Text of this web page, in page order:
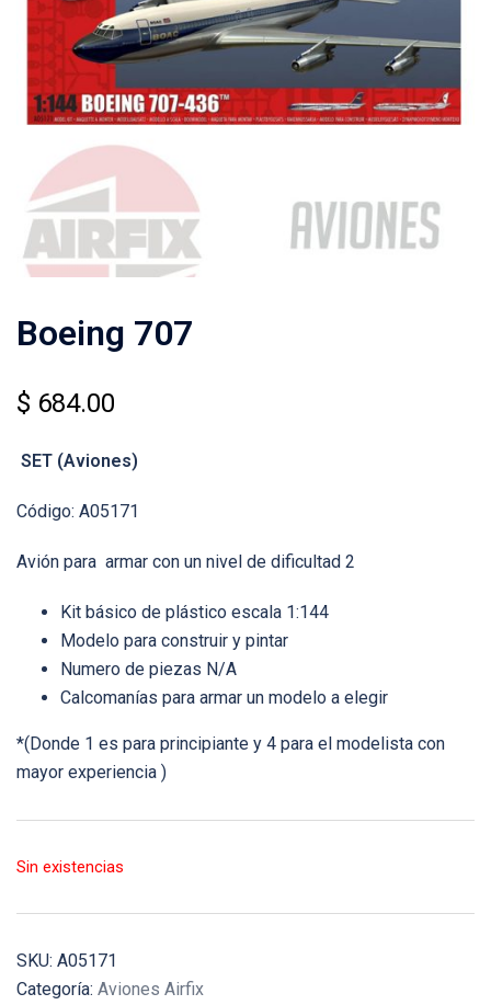
Boeing 707
$ 684.00
SET (Aviones)
Código: A05171
Avión para armar con un nivel de dificultad 2
Kit básico de plástico escala 1:144
Modelo para construir y pintar
Numero de piezas N/A
Calcomanías para armar un modelo a elegir
*(Donde 1 es para principiante y 4 para el modelista con
mayor experiencia )
Sin existencias
SKU: A05171
Categoría: Aviones Airfix